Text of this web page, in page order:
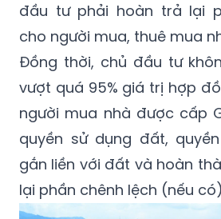
đầu tư phải hoàn trả lại
cho người mua, thuê mua
Đồng thời, chủ đầu tư
vượt quá 95% giá trị hợp
người mua nhà được cấp
quyền sử dụng đất,
gắn liền với đất và hoàn
lại phần chênh lệch (nếu